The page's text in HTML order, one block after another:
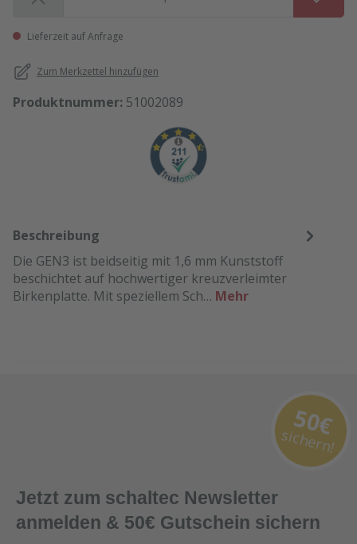
Lieferzeit auf Anfrage
Zum Merkzettel hinzufügen
Produktnummer: 51002089
Beschreibung
Die GEN3 ist beidseitig mit 1,6 mm Kunststoff
beschichtet auf hochwertiger kreuzverleimter
Birkenplatte. Mit speziellem Sch… Mehr
Jetzt zum schaltec Newsletter
anmelden & 50€ Gutschein sichern
50€
sichern!